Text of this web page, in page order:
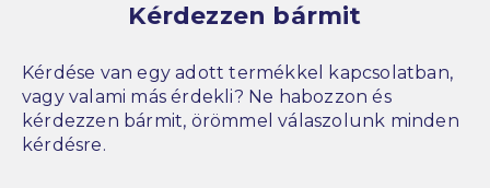
Kérdezzen bármit
Kérdése van egy adott termékkel kapcsolatban,
vagy valami más érdekli? Ne habozzon és
kérdezzen bármit, örömmel válaszolunk minden
kérdésre.